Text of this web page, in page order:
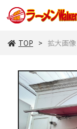
TOP 拡大画像